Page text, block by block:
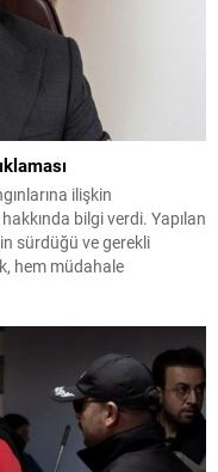
ilişkin
bilgi verdi. Yapılan
sürdüğü ve gerekli
hem müdahale
Konuyla ilgili alınan